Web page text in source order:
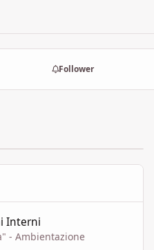
Follower
Interni
- Ambientazione